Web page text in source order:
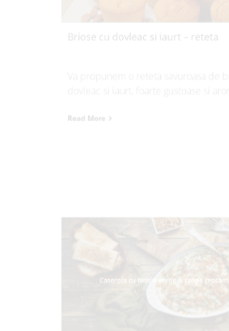
Briose cu dovleac si iaurt – reteta
dovleac si iaurt, foarte gustoase si